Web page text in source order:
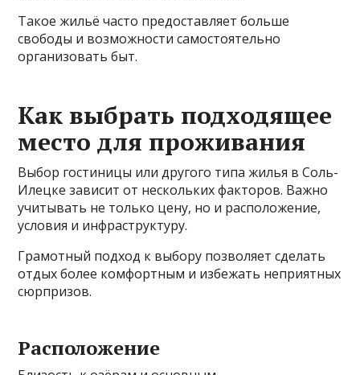
Такое жильё часто предоставляет больше
свободы и возможности самостоятельно
организовать быт.
Как выбрать подходящее
место для проживания
Выбор гостиницы или другого типа жилья в Соль-
Илецке зависит от нескольких факторов. Важно
учитывать не только цену, но и расположение,
условия и инфраструктуру.
Грамотный подход к выбору позволяет сделать
отдых более комфортным и избежать неприятных
сюрпризов.
Расположение